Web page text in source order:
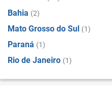
Bahia (2)
Mato Grosso do Sul (1)
Paraná (1)
Rio de Janeiro (1)